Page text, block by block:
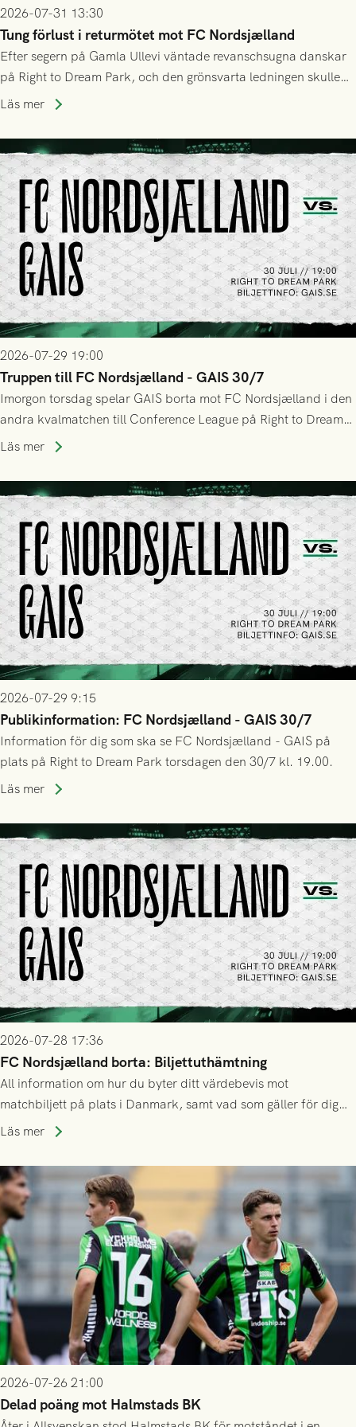
2026-07-31 13:30
Tung förlust i returmötet mot FC Nordsjælland
Efter segern på Gamla Ullevi väntade revanschsugna danskar
på Right to Dream Park, och den grönsvarta ledningen skulle
upphöra efter mindre än kvarten spelad. På lika mark visade
tennissiffror och det grönsvarta europaäventyret tog slut.
Läs mer
2026-07-29 19:00
Truppen till FC Nordsjælland - GAIS 30/7
Imorgon torsdag spelar GAIS borta mot FC Nordsjælland i den
andra kvalmatchen till Conference League på Right to Dream
Park! Fredrik Holmberg och ledarstaben har tagit ut följande
Läs mer
2026-07-29 9:15
Publikinformation: FC Nordsjælland - GAIS 30/7
Information för dig som ska se FC Nordsjælland - GAIS på
plats på Right to Dream Park torsdagen den 30/7 kl. 19.00.
Läs mer
2026-07-28 17:36
FC Nordsjælland borta: Biljettuthämtning
All information om hur du byter ditt värdebevis mot
matchbiljett på plats i Danmark, samt vad som gäller för dig
som står på reservlista eller fått förhinder.
Läs mer
2026-07-26 21:00
Delad poäng mot Halmstads BK